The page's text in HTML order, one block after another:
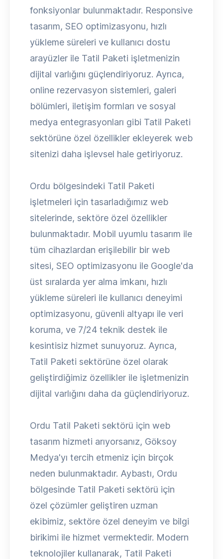
fonksiyonlar bulunmaktadır. Responsive
tasarım, SEO optimizasyonu, hızlı
yükleme süreleri ve kullanıcı dostu
arayüzler ile Tatil Paketi işletmenizin
dijital varlığını güçlendiriyoruz. Ayrıca,
online rezervasyon sistemleri, galeri
bölümleri, iletişim formları ve sosyal
medya entegrasyonları gibi Tatil Paketi
sektörüne özel özellikler ekleyerek web
sitenizi daha işlevsel hale getiriyoruz.
Ordu bölgesindeki Tatil Paketi
işletmeleri için tasarladığımız web
sitelerinde, sektöre özel özellikler
bulunmaktadır. Mobil uyumlu tasarım ile
tüm cihazlardan erişilebilir bir web
sitesi, SEO optimizasyonu ile Google'da
üst sıralarda yer alma imkanı, hızlı
yükleme süreleri ile kullanıcı deneyimi
optimizasyonu, güvenli altyapı ile veri
koruma, ve 7/24 teknik destek ile
kesintisiz hizmet sunuyoruz. Ayrıca,
Tatil Paketi sektörüne özel olarak
geliştirdiğimiz özellikler ile işletmenizin
dijital varlığını daha da güçlendiriyoruz.
Ordu Tatil Paketi sektörü için web
tasarım hizmeti arıyorsanız, Göksoy
Medya'yı tercih etmeniz için birçok
neden bulunmaktadır. Aybastı, Ordu
bölgesinde Tatil Paketi sektörü için
özel çözümler geliştiren uzman
ekibimiz, sektöre özel deneyim ve bilgi
birikimi ile hizmet vermektedir. Modern
teknolojiler kullanarak, Tatil Paketi